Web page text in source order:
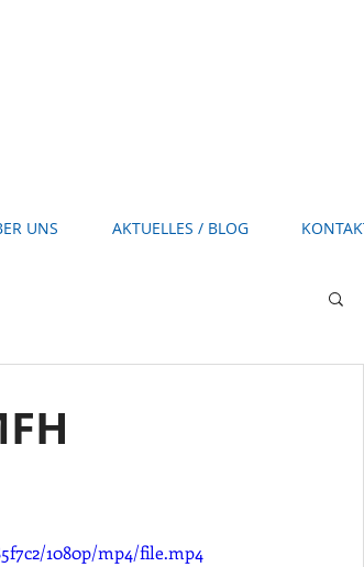
UNS AKTUELLES / BLOG
1080p/mp4/file.mp4